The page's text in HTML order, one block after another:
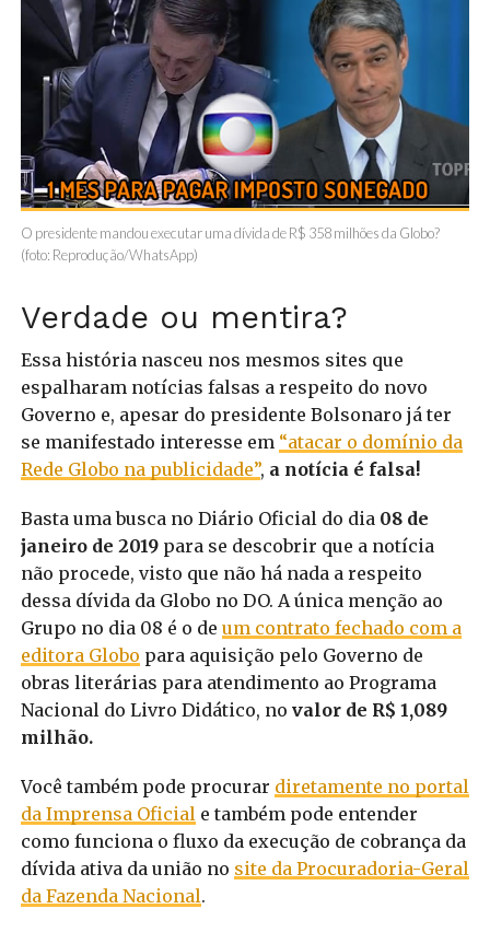
O presidente mandou executar uma dívida de R$ 358 milhões da Globo?
(foto: Reprodução/WhatsApp)
Verdade ou mentira?
Essa história nasceu nos mesmos sites que
espalharam notícias falsas a respeito do novo
Governo e, apesar do presidente Bolsonaro já ter
se manifestado interesse em “atacar o domínio da
Rede Globo na publicidade”, a notícia é falsa!
Basta uma busca no Diário Oficial do dia08 de
janeiro de 2019para se descobrir que a notícia
não procede, visto que não há nada a respeito
dessa dívida da Globo no DO. A única menção ao
Grupo no dia 08 é o de um contrato fechado com a
editora Globo para aquisição pelo Governo de
obras literárias para atendimento ao Programa
Nacional do Livro Didático, no valor de R$ 1,089
milhão.
Você também pode procurar diretamente no portal
da Imprensa Oficiale também pode entender
como funciona o fluxo da execução de cobrança da
dívida ativa da união no site da Procuradoria-Geral
da Fazenda Nacional.